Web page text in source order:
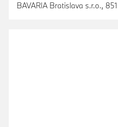
BAVARIA Bratislava s.r.o.,